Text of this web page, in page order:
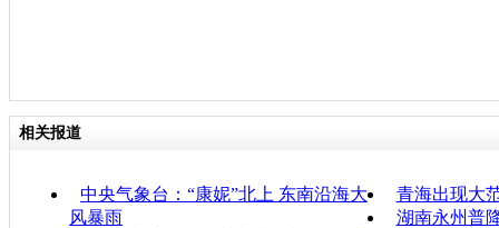
相关报道
中央气象台：“康妮”北上 东南沿海大
风暴雨
青海出现大
湖南永州普